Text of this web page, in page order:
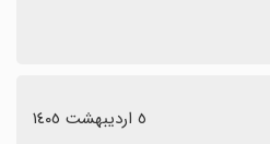
٥ اردیبهشت ١٤٠٥